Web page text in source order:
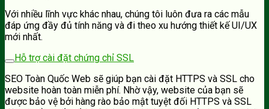
Với nhiều lĩnh vực khác nhau, chúng tôi luôn đưa ra các mẫu
đáp ứng đầy đủ tính năng và đi theo xu hướng thiết kế UI/UX
mới nhất.
Hỗ trợ cài đặt chứng chỉ SSL
SEO Toàn Quốc Web sẽ giúp bạn cài đặt HTTPS và SSL cho
website hoàn toàn miễn phí. Nhờ vậy, website của bạn sẽ
được bảo vệ bởi hàng rào bảo mật tuyệt đối HTTPS và SSL